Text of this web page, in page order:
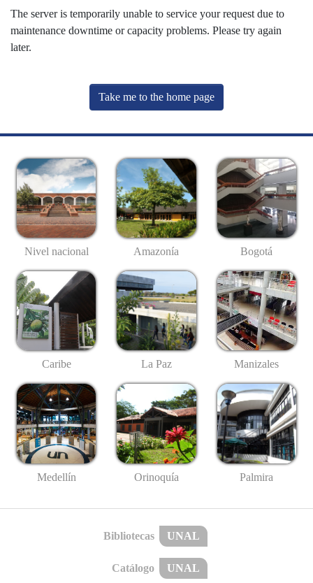
The server is temporarily unable to service your request due to
maintenance downtime or capacity problems. Please try again
later.
Take me to the home page
Nivel nacional Amazonía Bogotá
Caribe La Paz Manizales
Medellín Orinoquía Palmira
Bibliotecas UNAL
Catálogo UNAL